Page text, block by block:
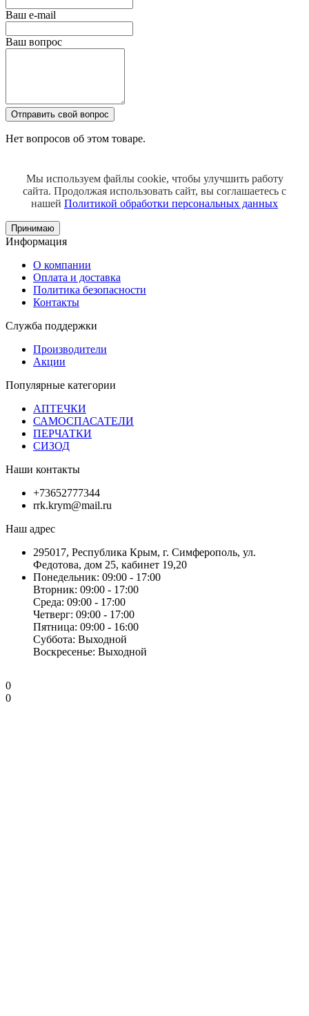
Ваш e-mail
Ваш вопрос
Отправить свой вопрос
Нет вопросов об этом товаре.
Мы используем файлы cookie, чтобы улучшить работу
сайта. Продолжая использовать сайт, вы соглашаетесь с
нашей Политикой обработки персональных данных
Принимаю
Информация
О компании
Оплата и доставка
Политика безопасности
Контакты
Служба поддержки
Производители
Акции
Популярные категории
АПТЕЧКИ
САМОСПАСАТЕЛИ
ПЕРЧАТКИ
СИЗОД
Наши контакты
+73652777344
rrk.krym@mail.ru
Наш адрес
295017, Республика Крым, г. Симферополь, ул.
Федотова, дом 25, кабинет 19,20
Понедельник: 09:00 - 17:00
Вторник: 09:00 - 17:00
Среда: 09:00 - 17:00
Четверг: 09:00 - 17:00
Пятница: 09:00 - 16:00
Суббота: Выходной
Воскресенье: Выходной
0
0